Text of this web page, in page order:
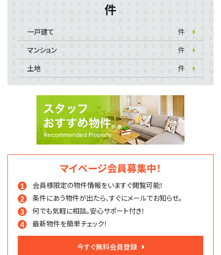
件
一戸建て
件
マンション
件
土地
件
マイページ会員募集中！
会員様限定の物件情報をいますぐ閲覧可能！
条件にあう物件が出たら、すぐにメールでお知らせ。
何でも気軽に相談。安心サポート付き！
最新物件を簡単チェック！
今すぐ無料会員登録